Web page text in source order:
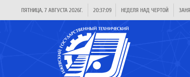
ПЯТНИЦА, 7 АВГУСТА 2026Г. 20:37:09 НЕДЕЛЯ НАД ЧЕРТОЙ